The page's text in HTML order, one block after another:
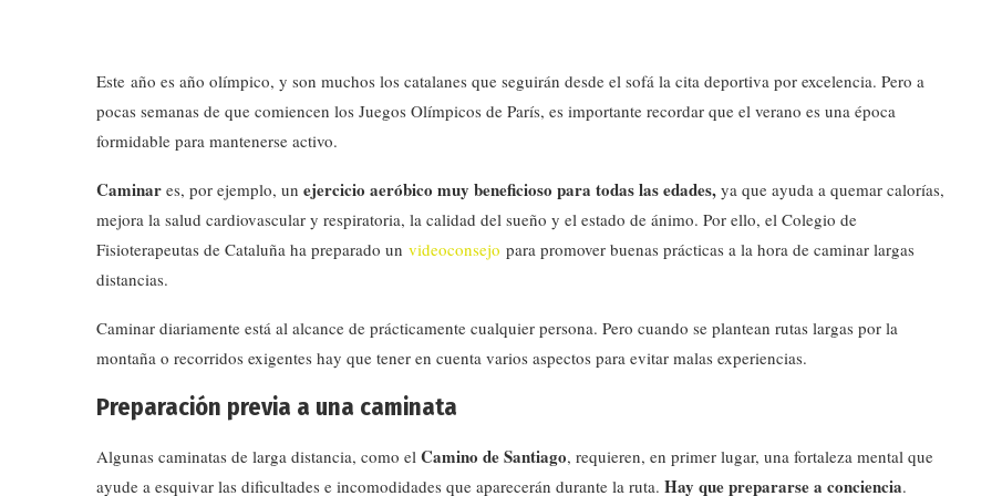
Este año es año olímpico, y son muchos los catalanes que seguirán desde el sofá la cita deportiva por excelencia. Pero a
pocas semanas de que comiencen los Juegos Olímpicos de París, es importante recordar que el verano es una época
formidable para mantenerse activo.
Caminar es, por ejemplo, un ejercicio aeróbico muy beneficioso para todas las edades, ya que ayuda a quemar calorías,
mejora la salud cardiovascular y respiratoria, la calidad del sueño y el estado de ánimo. Por ello, el Colegio de
Fisioterapeutas de Cataluña ha preparado un videoconsejo para promover buenas prácticas a la hora de caminar largas
distancias.
Caminar diariamente está al alcance de prácticamente cualquier persona. Pero cuando se plantean rutas largas por la
montaña o recorridos exigentes hay que tener en cuenta varios aspectos para evitar malas experiencias.
Preparación previa a una caminata
Algunas caminatas de larga distancia, como el Camino de Santiago, requieren, en primer lugar, una fortaleza mental que
ayude a esquivar las dificultades e incomodidades que aparecerán durante la ruta. Hay que prepararse a conciencia.